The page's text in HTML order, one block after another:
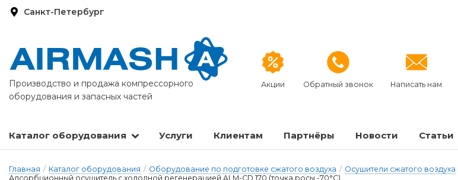
Санкт-Петербург
Производство и продажа компрессорного
оборудования и запасных частей
Акции Обратный звонок Написать нам
Каталог оборудования Услуги Клиентам Партнёры Новости Статьи
Главная / Каталог оборудования / Оборудование по подготовке сжатого воздуха / Осушители сжатого воздуха
Адсорбционный осушитель с холодной регенерацией ALM-CD 170 (точка росы -70°С)